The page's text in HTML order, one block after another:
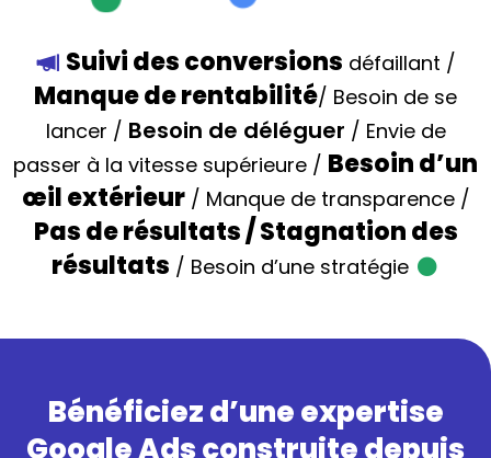
Suivi des conversions défaillant /
Manque de rentabilité/ Besoin de se
lancer / Besoin de déléguer / Envie de
passer à la vitesse supérieure / Besoin d’un
œil extérieur/ Manque de transparence /
Pas de résultats / Stagnation des
résultats / Besoin d’une stratégie
Bénéficiez d’une expertise
Google Ads construite depuis